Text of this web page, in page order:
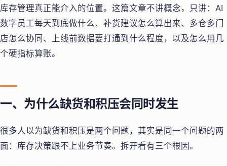
库存管理真正能介入的位置。这篇文章不讲概念，只讲：AI
数字员工每天到底做什么、补货建议怎么算出来、多仓多门
店怎么协同、上线前数据要打通到什么程度，以及怎么用几
个硬指标算账。
一、为什么缺货和积压会同时发生
很多人以为缺货和积压是两个问题，其实是同一个问题的两
面：库存决策跟不上业务节奏。拆开看有三个根因。